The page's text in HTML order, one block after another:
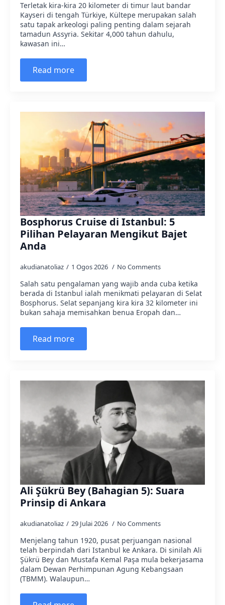
Terletak kira-kira 20 kilometer di timur laut bandar
Kayseri di tengah Türkiye, Kültepe merupakan salah
satu tapak arkeologi paling penting dalam sejarah
tamadun Assyria. Sekitar 4,000 tahun dahulu,
kawasan ini…
Read more
Bosphorus Cruise di Istanbul: 5
Pilihan Pelayaran Mengikut Bajet
Anda
akudianatoliaz 1 Ogos 2026 No Comments
Salah satu pengalaman yang wajib anda cuba ketika
berada di Istanbul ialah menikmati pelayaran di Selat
Bosphorus. Selat sepanjang kira kira 32 kilometer ini
bukan sahaja memisahkan benua Eropah dan…
Read more
Ali Şükrü Bey (Bahagian 5): Suara
Prinsip di Ankara
akudianatoliaz 29 Julai 2026 No Comments
Menjelang tahun 1920, pusat perjuangan nasional
telah berpindah dari Istanbul ke Ankara. Di sinilah Ali
Şükrü Bey dan Mustafa Kemal Paşa mula bekerjasama
dalam Dewan Perhimpunan Agung Kebangsaan
(TBMM). Walaupun…